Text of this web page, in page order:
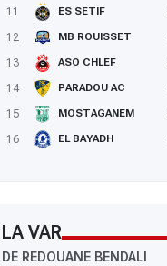
11
ES SETIF
12
MB ROUISSET
13
ASO CHLEF
14
PARADOU AC
15
MOSTAGANEM
16
EL BAYADH
LA VAR
DE REDOUANE BENDALI